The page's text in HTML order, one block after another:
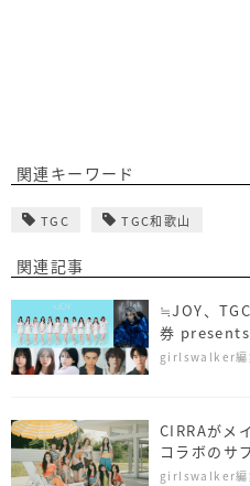
関連キーワード
TGC TGC和歌山
関連記事
≒JOY、
券 presents
girlswalker編
CIRRAがメ
コラボのサ
presents
girlswalker編